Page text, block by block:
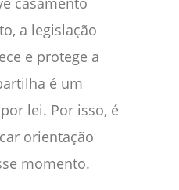
a legislação
e protege a
é um
lei. Por isso, é
orientação
momento.